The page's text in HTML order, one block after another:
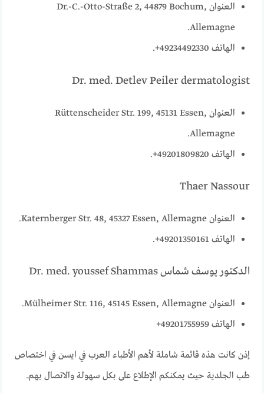
العنوان Dr.-C.-Otto-Straße 2, 44879 Bochum,
Allemagne.
الهاتف 49234492330+.
Dr. med. Detlev Peiler dermatologist
العنوان Rüttenscheider Str. 199, 45131 Essen,
Allemagne.
الهاتف 49201809820+.
Thaer Nassour
العنوان Katernberger Str. 48, 45327 Essen, Allemagne.
الهاتف 49201350161+.
الدكتور يوسف شماس Dr. med. youssef Shammas
العنوان Mülheimer Str. 116, 45145 Essen, Allemagne.
الهاتف 49201755959+
إذن كانت هذه قائمة شاملة لأهم الأطباء العرب في ايسن في اختصاص
طب الجلدية حيث يمكنكم الإطلاع على بكل سهولة والاتصال بهم.